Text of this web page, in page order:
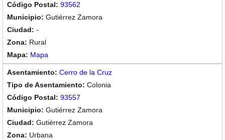
93562
Gutiérrez Zamora
-
Rural
Mapa
Cerro de la Cruz
Colonia
93557
Gutiérrez Zamora
Gutiérrez Zamora
Urbana